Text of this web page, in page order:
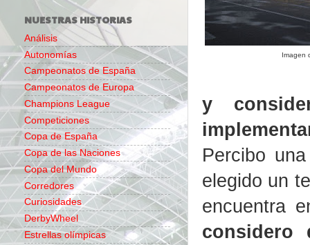
Imagen
y
Percibo
elegido un
encuentra
considero
NUESTRAS HISTORIAS
Análisis
Autonomías
Campeonatos de España
Campeonatos de Europa
Champions League
Competiciones
Copa de España
Copa de las Naciones
Copa del Mundo
Corredores
Curiosidades
DerbyWheel
Estrellas olímpicas